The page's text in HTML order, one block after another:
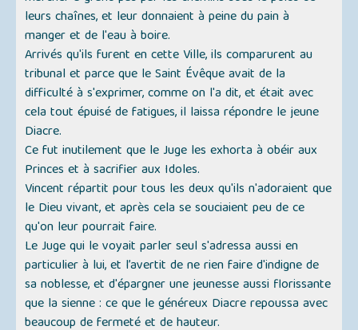
leurs chaînes, et leur donnaient à peine du pain à
manger et de l'eau à boire.
Arrivés qu'ils furent en cette Ville, ils comparurent au
tribunal et parce que le Saint Évêque avait de la
difficulté à s'exprimer, comme on l'a dit, et était avec
cela tout épuisé de fatigues, il laissa répondre le jeune
Diacre.
Ce fut inutilement que le Juge les exhorta à obéir aux
Princes et à sacrifier aux Idoles.
Vincent répartit pour tous les deux qu'ils n'adoraient que
le Dieu vivant, et après cela se souciaient peu de ce
qu'on leur pourrait faire.
Le Juge qui le voyait parler seul s'adressa aussi en
particulier à lui, et l’avertit de ne rien faire d'indigne de
sa noblesse, et d'épargner une jeunesse aussi florissante
que la sienne : ce que le généreux Diacre repoussa avec
beaucoup de fermeté et de hauteur.